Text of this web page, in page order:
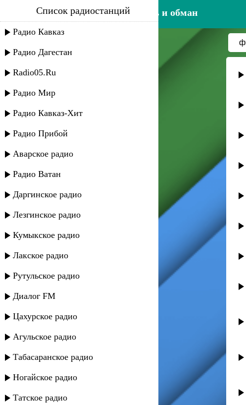
филипп киркоров - любовь и обман
Список радиостанций
Радио Кавказ
Радио Дагестан
Radio05.Ru
Радио Мир
Радио Кавказ-Хит
Радио Прибой
Аварское радио
Радио Ватан
Даргинское радио
Лезгинское радио
Кумыкское радио
Лакское радио
Рутульское радио
Диалог FM
Цахурское радио
Агульское радио
Табасаранское радио
Ногайское радио
Татское радио